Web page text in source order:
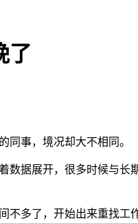
了
同事，境况却大不相同。
数据展开，很多时候与
不多了，开始出来重找